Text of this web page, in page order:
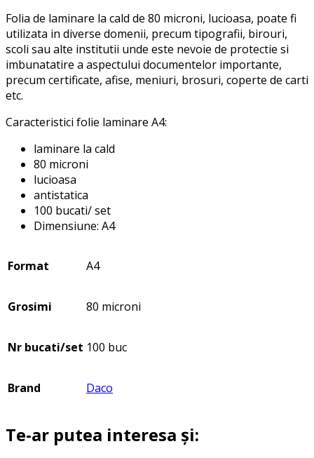
Folia de laminare la cald de 80 microni, lucioasa, poate fi
utilizata in diverse domenii, precum tipografii, birouri,
scoli sau alte institutii unde este nevoie de protectie si
imbunatatire a aspectului documentelor importante,
precum certificate, afise, meniuri, brosuri, coperte de carti
etc.
Caracteristici folie laminare A4:
laminare la cald
80 microni
lucioasa
antistatica
100 bucati/ set
Dimensiune: A4
Format A4
Grosimi 80 microni
Nr bucati/set 100 buc
Brand Daco
Te-ar putea interesa și: